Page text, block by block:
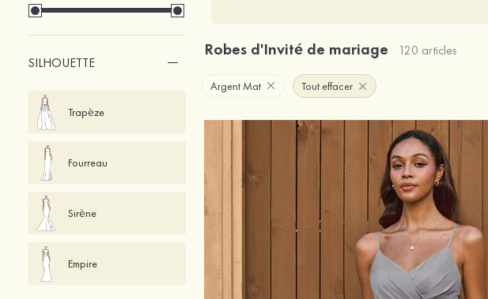
SILHOUETTE
Trapèze
Fourreau
Sirène
Empire
Robes d'Invité de mariage 120 articles
Argent Mat Tout effacer